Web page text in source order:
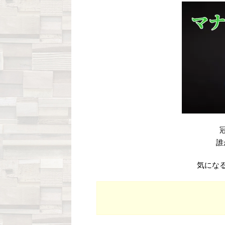
誰
気にな